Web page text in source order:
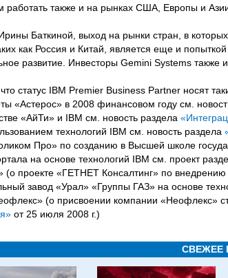
работать также и на рынках США, Европы и
Баткиной, выход на рынки стран, в
как Россия и Китай, является еще и
развитие. Инвесторы Gemini Systems также
статус IBM Premier Business Partner носят
«Астерос» в 2008 финансовом году см.
«АйТи» и IBM см. новость раздела
технологий IBM см. новость раздела
Про» по созданию в Высшей школе
на основе технологий IBM см. проект
(о проекте «ГЕТНЕТ Консалтинг» по
завод «Урал» «Группы ГАЗ» на основе
(о присвоении компании «Неофлекс»
от 25 июля 2008 г.)
СВЕЖЕЕ